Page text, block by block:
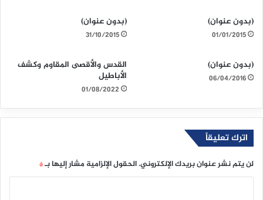
(بدون عنوان)
01/01/2015
(بدون عنوان)
31/10/2015
(بدون عنوان)
06/04/2016
القدس والأقصى المقاوم وكشف
الأباطيل
01/08/2022
اترك تعليقاً
لن يتم نشر عنوان بريدك الإلكتروني.الحقول الإلزامية مشار إليها بـ*